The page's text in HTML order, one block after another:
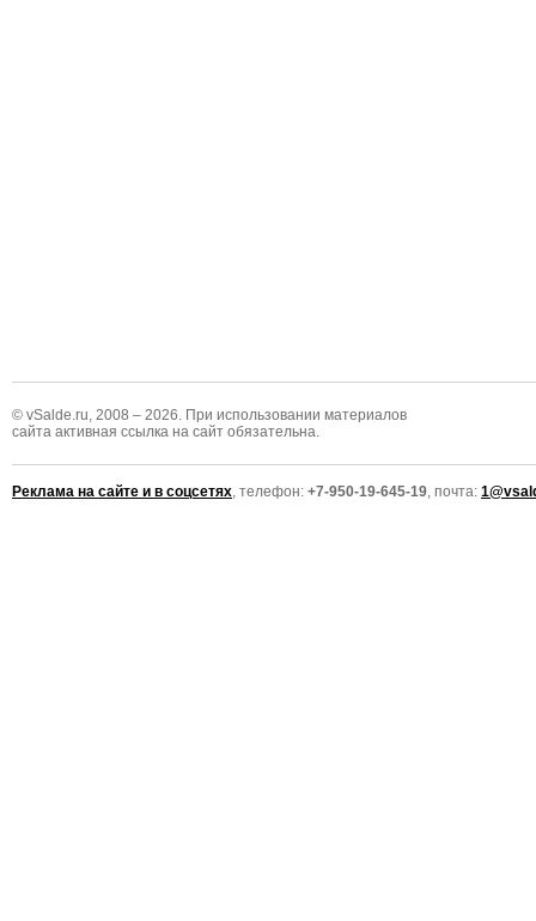
© vSalde.ru, 2008 – 2026. При использовании материалов
сайта активная ссылка на сайт обязательна.
Реклама на сайте и в соцсетях, телефон: +7-950-19-645-19, почта: